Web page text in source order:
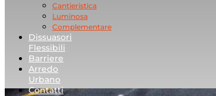
Cantieristica
Luminosa
Complementare
Dissuasori
Flessibili
Barriere
Arredo
Urbano
Contatti